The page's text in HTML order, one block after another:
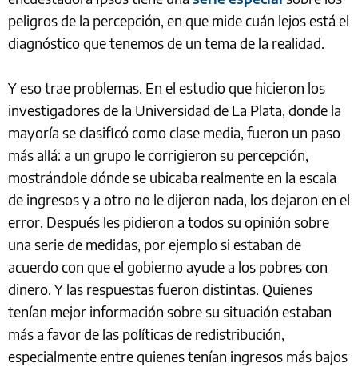
peligros de la percepción, en que mide cuán lejos está el
diagnóstico que tenemos de un tema de la realidad.
Y eso trae problemas. En el estudio que hicieron los
investigadores de la Universidad de La Plata, donde la
mayoría se clasificó como clase media, fueron un paso
más allá: a un grupo le corrigieron su percepción,
mostrándole dónde se ubicaba realmente en la escala
de ingresos y a otro no le dijeron nada, los dejaron en el
error. Después les pidieron a todos su opinión sobre
una serie de medidas, por ejemplo si estaban de
acuerdo con que el gobierno ayude a los pobres con
dinero. Y las respuestas fueron distintas. Quienes
tenían mejor información sobre su situación estaban
más a favor de las políticas de redistribución,
especialmente entre quienes tenían ingresos más bajos